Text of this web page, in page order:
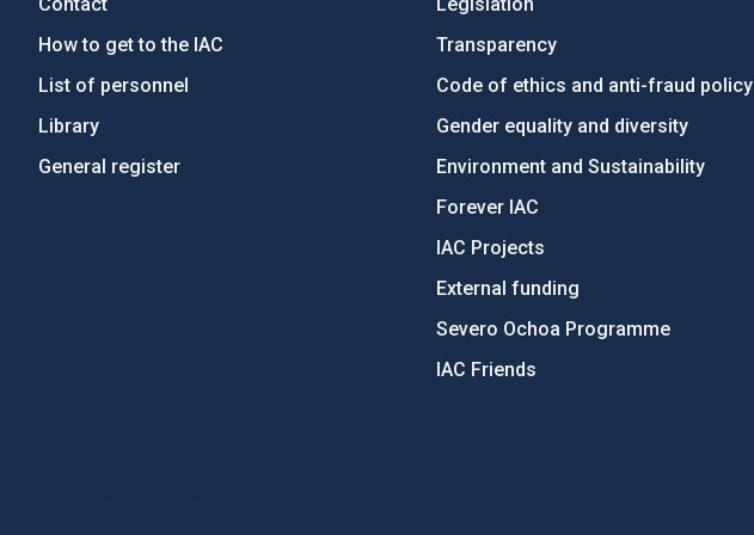
How to get to the IAC
List of personnel
Library
General register
Transparency
Code of ethics and anti-fraud policy
Gender equality and diversity
Environment and Sustainability
Forever IAC
IAC Projects
External funding
Severo Ochoa Programme
IAC Friends